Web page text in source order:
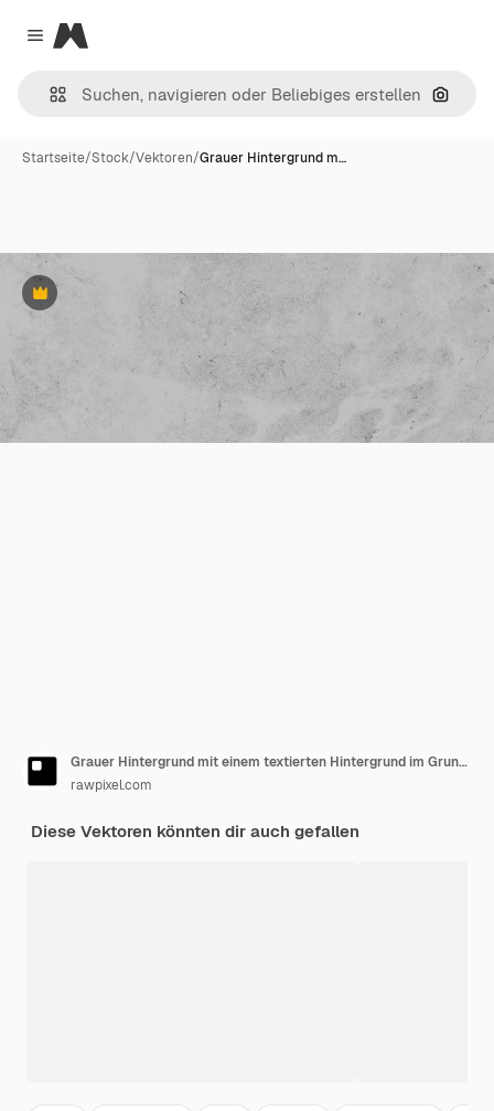
Close menu
Magnific
Nach
Startseite/Stock/Vektoren/Grauer Hintergrund m…
Premium
Grauer Hintergrund mit einem textierten Hintergrund im Grunge-Stil
rawpixel.com
Diese Vektoren könnten dir auch gefallen